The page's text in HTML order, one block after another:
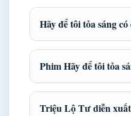
Hãy để tôi tỏa sáng
Phim Hãy để tôi tỏa
Triệu Lộ Tư diễn